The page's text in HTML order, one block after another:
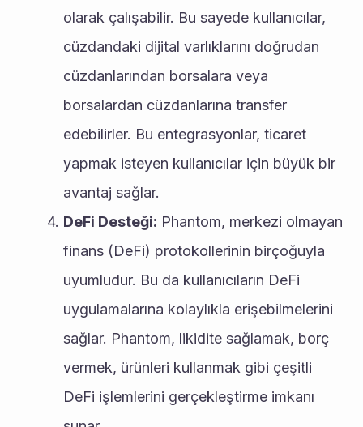
olarak çalışabilir. Bu sayede kullanıcılar,
cüzdandaki dijital varlıklarını doğrudan
cüzdanlarından borsalara veya
borsalardan cüzdanlarına transfer
edebilirler. Bu entegrasyonlar, ticaret
yapmak isteyen kullanıcılar için büyük bir
avantaj sağlar.
DeFi Desteği: Phantom, merkezi olmayan
finans (DeFi) protokollerinin birçoğuyla
uyumludur. Bu da kullanıcıların DeFi
uygulamalarına kolaylıkla erişebilmelerini
sağlar. Phantom, likidite sağlamak, borç
vermek, ürünleri kullanmak gibi çeşitli
DeFi işlemlerini gerçekleştirme imkanı